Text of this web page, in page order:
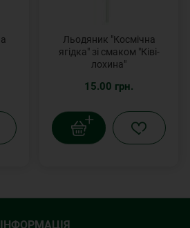
Льодяник "Космічна
ягідка" зі смаком "Ківі-
лохина"
15.00 грн.
ІНФОРМАЦІЯ